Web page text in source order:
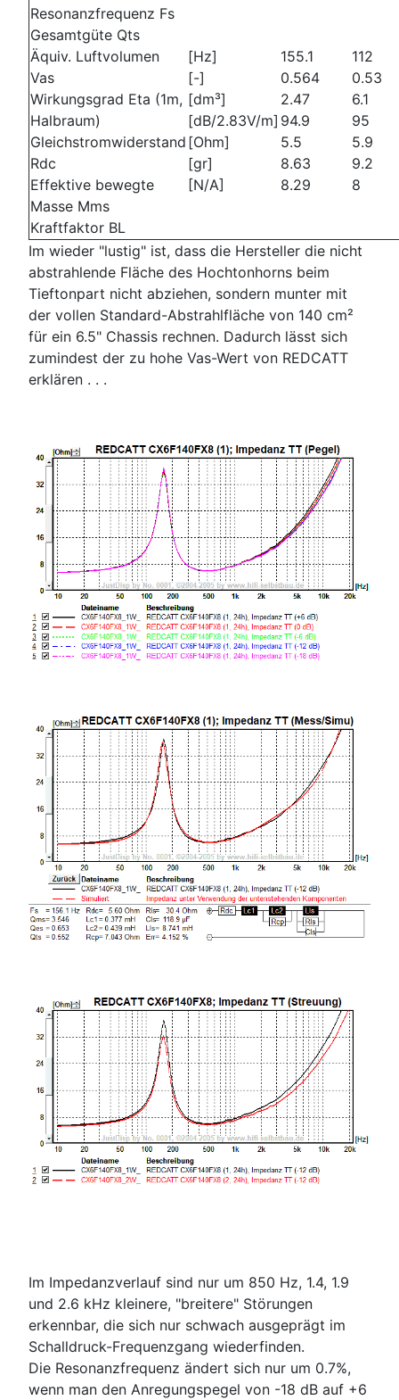
Resonanzfrequenz Fs
Gesamtgüte Qts
Äquiv. Luftvolumen
Vas
Wirkungsgrad Eta (1m,
Halbraum)
Gleichstromwiderstand
Rdc
Effektive bewegte
Masse Mms
Kraftfaktor BL
[Hz]
[-]
[dm³]
[dB/2.83V/m]
[Ohm]
[gr]
[N/A]
155.1
0.564
2.47
94.9
5.5
8.63
8.29
112
0.53
6.1
95
5.9
9.2
8
Im wieder "lustig" ist, dass die Hersteller die nicht
abstrahlende Fläche des Hochtonhorns beim
Tieftonpart nicht abziehen, sondern munter mit
der vollen Standard-Abstrahlfläche von 140 cm²
für ein 6.5" Chassis rechnen. Dadurch lässt sich
zumindest der zu hohe Vas-Wert von REDCATT
erklären . . .
Im Impedanzverlauf sind nur um 850 Hz, 1.4, 1.9
und 2.6 kHz kleinere, "breitere" Störungen
erkennbar, die sich nur schwach ausgeprägt im
Schalldruck-Frequenzgang wiederfinden.
Die Resonanzfrequenz ändert sich nur um 0.7%,
wenn man den Anregungspegel von -18 dB auf +6